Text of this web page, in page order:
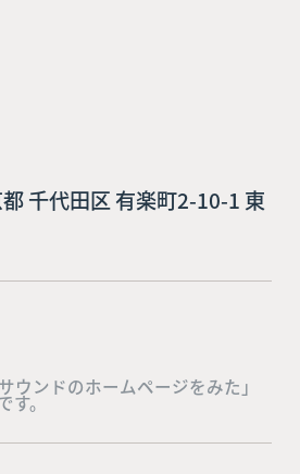
千代田区 有楽町2-10-1 東
ウンドのホームページをみた」
す。